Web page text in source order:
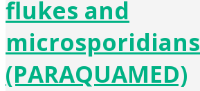
flukes and
microsporidians
(PARAQUAMED)